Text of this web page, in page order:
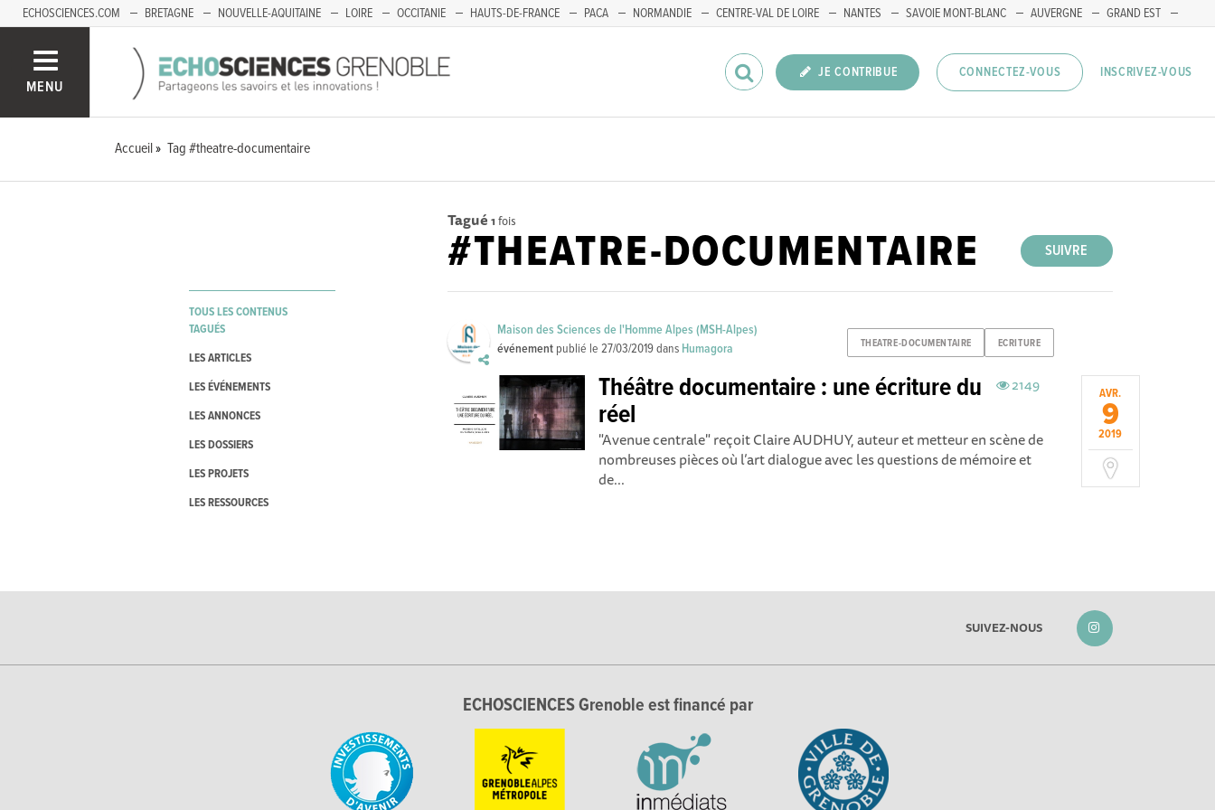
ECHOSCIENCES.COM BRETAGNE NOUVELLE-AQUITAINE LOIRE OCCITANIE HAUTS-DE-FRANCE PACA NORMANDIE CENTRE-VAL DE LOIRE NANTES SAVOIE MONT-BLANC AUVERGNE
GRAND EST
MENU
JE CONTRIBUE CONNECTEZ-VOUS INSCRIVEZ-VOUS
Accueil Tag #theatre-documentaire
TOUS LES CONTENUS
TAGUÉS
LES ARTICLES
LES ÉVÉNEMENTS
LES ANNONCES
LES DOSSIERS
LES PROJETS
LES RESSOURCES
Tagué 1 fois
SUIVRE
#THEATRE-DOCUMENTAIRE
THEATRE-DOCUMENTAIRE ECRITURE
Maison des Sciences de l'Homme Alpes (MSH-Alpes)
événement publié le27/03/2019dans Humagora
AVR.
9
2019
2149
Théâtre documentaire : une écriture du
réel
"Avenue centrale" reçoit Claire AUDHUY, auteur et metteur en scène de
nombreuses pièces où l’art dialogue avec les questions de mémoire et
de...
SUIVEZ-NOUS
ECHOSCIENCES Grenoble est financé par